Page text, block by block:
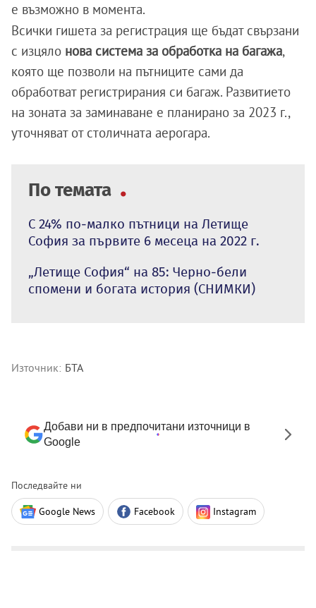
е възможно в момента.
Всички гишета за регистрация ще бъдат свързани
с изцяло нова система за обработка на багажа,
която ще позволи на пътниците сами да
обработват регистрирания си багаж. Развитието
на зоната за заминаване е планирано за 2023 г.,
уточняват от столичната аерогара.
По темата
С 24% по-малко пътници на Летище
София за първите 6 месеца на 2022 г.
„Летище София“ на 85: Черно-бели
спомени и богата история (СНИМКИ)
Източник: БТА
Добави ни в предпочитани източници в
Google
Последвайте ни
Google News Facebook Instagram